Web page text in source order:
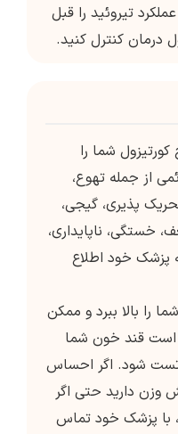
تیروئید را قبل
درمان کنترل کنید.
شما را
از جمله تهوع،
پذیری، گیجی،
خستگی، ناپایداری،
پزشک خود اطلاع
را بالا ببرد و ممکن
قند خون شما
تست شود. اگر احساس
وزن دارید حتی اگر
با پزشک خود تماس